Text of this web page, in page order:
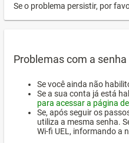
Se o problema persistir, por
Problemas com a senha
Se você ainda não
Se a sua conta já está
para acessar a página
Se, após seguir os
utiliza a mesma senha.
Wi-fi UEL, informando a